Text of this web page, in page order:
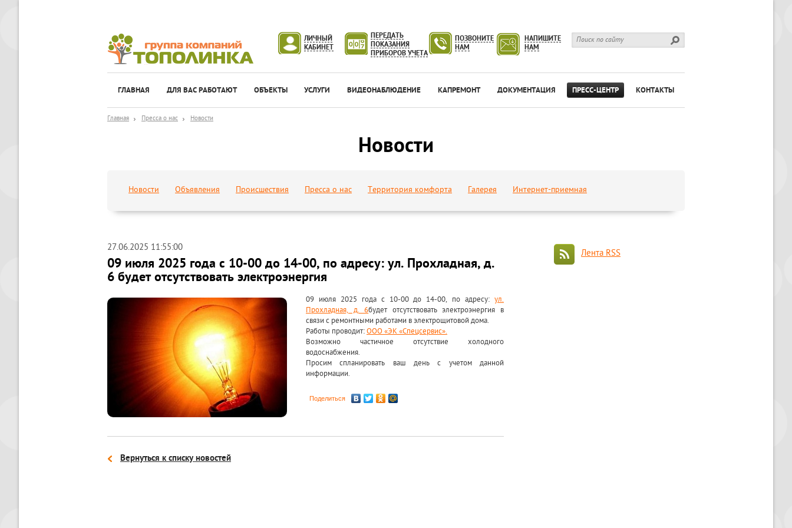
ЛИЧНЫЙ
КАБИНЕТ
ПОЗВОНИТЕ
НАМ
ПЕРЕДАТЬ
ПОКАЗАНИЯ
ПРИБОРОВ УЧЕТА
НАПИШИТЕ
НАМ
ГЛАВНАЯ ДЛЯ ВАС РАБОТАЮТ ОБЪЕКТЫ УСЛУГИ ВИДЕОНАБЛЮДЕНИЕ КАПРЕМОНТ ДОКУМЕНТАЦИЯ ПРЕСС-ЦЕНТР КОНТАКТЫ
Главная Пресса о нас Новости
Новости
Новости Объявления Происшествия Пресса о нас Территория комфорта Галерея Интернет-приемная
Лента RSS
27.06.2025 11:55:00
09 июля 2025 года с 10-00 до 14-00, по адресу: ул. Прохладная, д.
6 будет отсутствовать электроэнергия
09 июля 2025 года с 10-00 до 14-00, по адресу: ул.
Прохладная, д. 6будет отсутствовать электроэнергия в
связи с ремонтными работами в электрощитовой дома.
Работы проводит:ООО «ЭК «Спецсервис».
Возможно частичное отсутствие холодного
водоснабжения.
Просим спланировать ваш день с учетом данной
информации.
Поделиться
Вернуться к списку новостей